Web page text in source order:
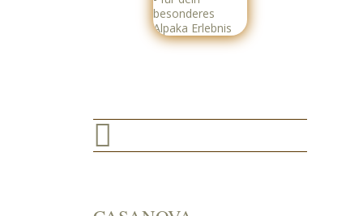
